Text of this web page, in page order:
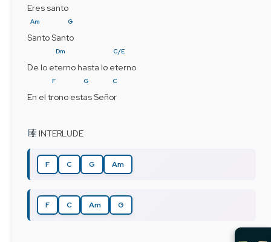
Eres santo
Am G
Santo Santo
Dm C/E
De lo eterno hasta lo eterno
F G C
En el trono estas Señor
INTERLUDE
F C G Am
F C Am G